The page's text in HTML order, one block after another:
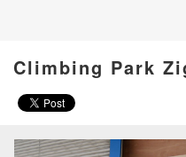
Climbing Park